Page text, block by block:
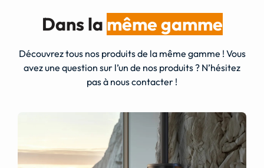
Dans la même gamme
Découvrez tous nos produits de la même gamme ! Vous
avez une question sur l’un de nos produits ? N’hésitez
pas à nous contacter !